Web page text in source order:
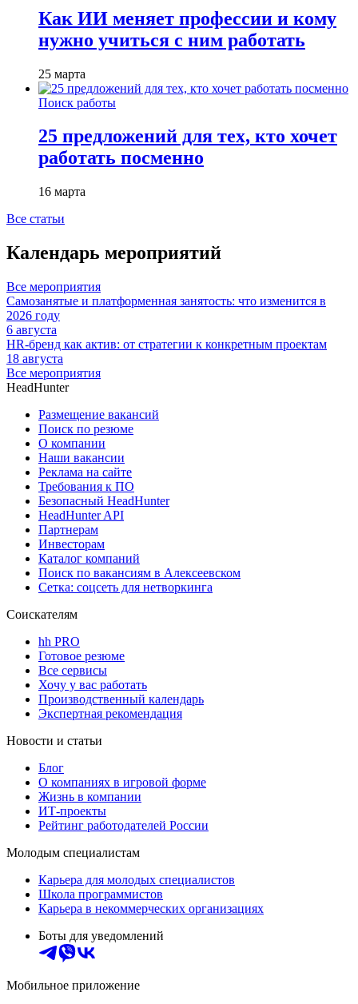
Как ИИ меняет профессии и кому
нужно учиться с ним работать
25 марта
Поиск работы
25 предложений для тех, кто хочет
работать посменно
16 марта
Все статьи
Календарь мероприятий
Все мероприятия
Самозанятые и платформенная занятость: что изменится в
2026 году
6 августа
HR-бренд как актив: от стратегии к конкретным проектам
18 августа
Все мероприятия
HeadHunter
Размещение вакансий
Поиск по резюме
О компании
Наши вакансии
Реклама на сайте
Требования к ПО
Безопасный HeadHunter
HeadHunter API
Партнерам
Инвесторам
Каталог компаний
Поиск по вакансиям в Алексеевском
Сетка: соцсеть для нетворкинга
Соискателям
hh PRO
Готовое резюме
Все сервисы
Хочу у вас работать
Производственный календарь
Экспертная рекомендация
Новости и статьи
Блог
О компаниях в игровой форме
Жизнь в компании
ИТ-проекты
Рейтинг работодателей России
Молодым специалистам
Карьера для молодых специалистов
Школа программистов
Карьера в некоммерческих организациях
Боты для уведомлений
Мобильное приложение